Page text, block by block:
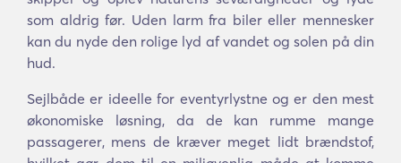
som aldrig før. Uden larm fra biler eller mennesker
kan du nyde den rolige lyd af vandet og solen på din
hud.
Sejlbåde er ideelle for eventyrlystne og er den mest
økonomiske løsning, da de kan rumme mange
passagerer, mens de kræver meget lidt brændstof,